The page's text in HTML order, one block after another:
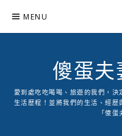
content
MENU
傻蛋夫
愛到處吃吃喝喝、旅遊的我們，
生活歷程！並將我們的生活、經
「傻蛋